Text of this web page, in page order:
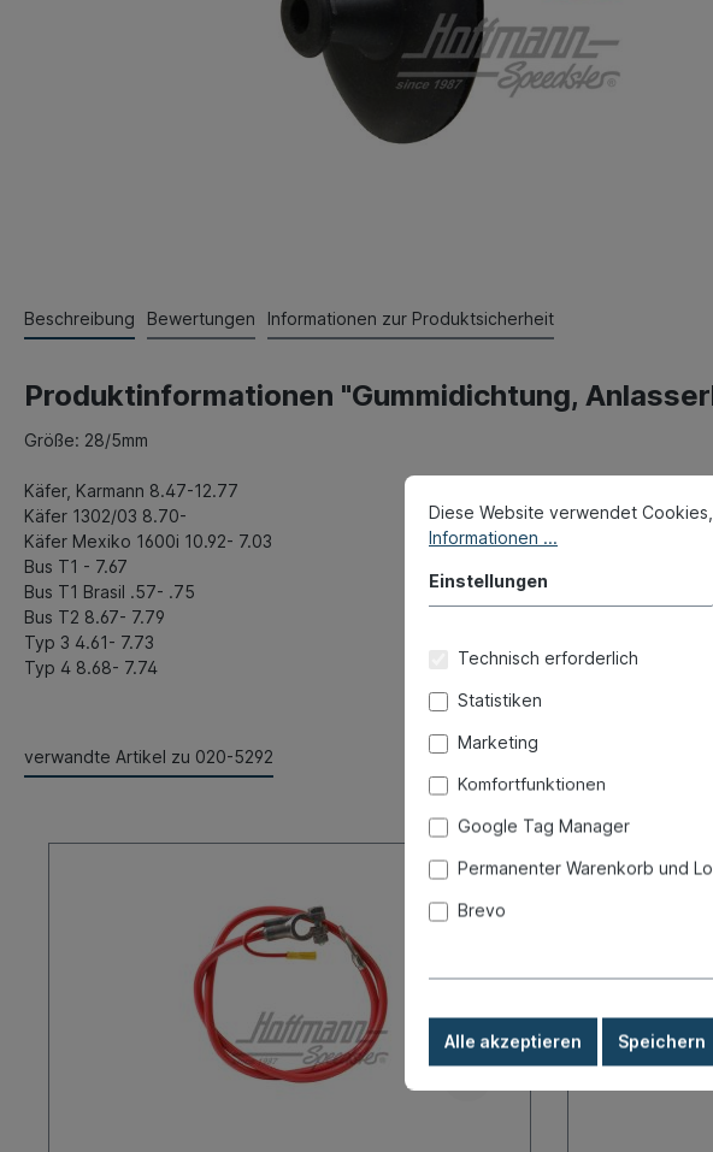
Beschreibung Bewertungen Informationen zur Produktsicherheit
Produktinformationen "Gummidichtung,
Größe: 28/5mm
Käfer, Karmann 8.47-12.77
Käfer 1302/03 8.70-
Käfer Mexiko 1600i 10.92- 7.03
Bus T1 - 7.67
Bus T1 Brasil .57- .75
Bus T2 8.67- 7.79
Typ 3 4.61- 7.73
Typ 4 8.68- 7.74
verwandte Artikel zu 020-5292
Diese Website verwendet
Informationen ...
Einstellungen
Technisch erforderlich
Statistiken
Marketing
Komfortfunktionen
Google Tag Manager
Permanenter Warenkorb und
Brevo
Alle akzeptieren Speichern